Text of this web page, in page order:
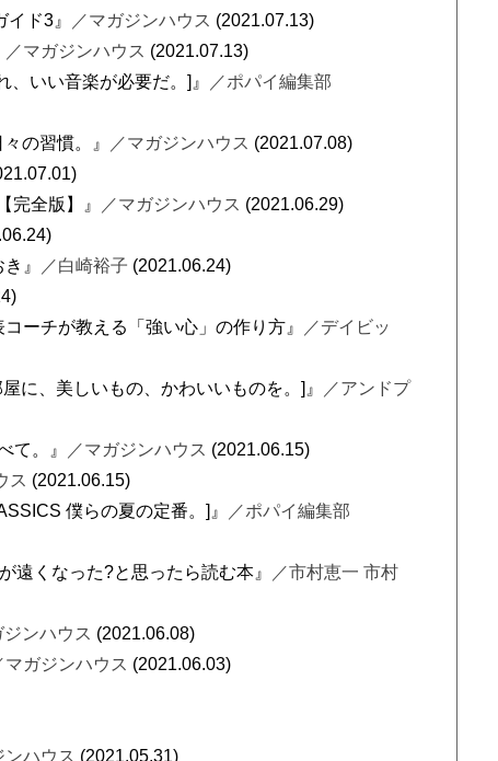
ド3』
／マガジンハウス (2021.07.13)
／マガジンハウス (2021.07.13)
、いい音楽が必要だ。]』
／ポパイ編集部
の習慣。』
／マガジンハウス (2021.07.08)
完全版】』
／マガジンハウス (2021.06.29)
』
／白崎裕子 (2021.06.24)
ーチが教える「強い心」の作り方』
／デイビッ
に、美しいもの、かわいいものを。]』
／アンドプ
て。』
／マガジンハウス (2021.06.15)
ス (2021.06.15)
僕らの夏の定番。]』
／ポパイ編集部
遠くなった?と思ったら読む本』
／市村恵一 市村
ジンハウス (2021.06.08)
マガジンハウス (2021.06.03)
ンハウス (2021.05.31)